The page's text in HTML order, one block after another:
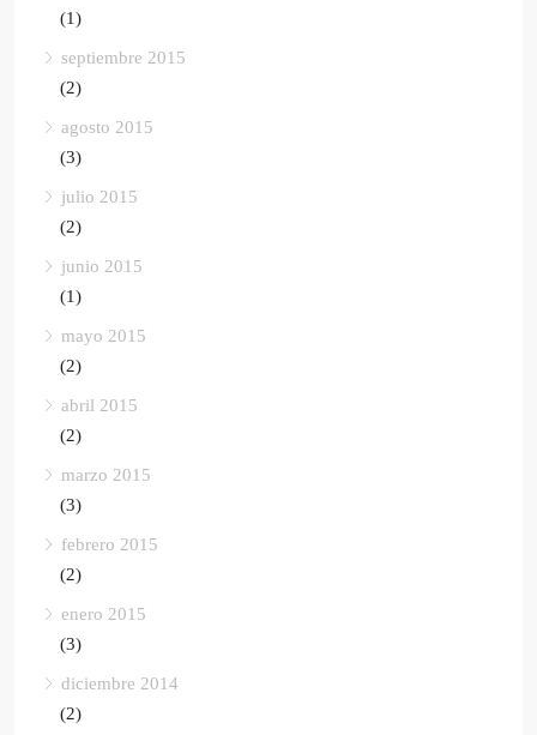
(1)
septiembre 2015
(2)
agosto 2015
(3)
julio 2015
(2)
junio 2015
(1)
mayo 2015
(2)
abril 2015
(2)
marzo 2015
(3)
febrero 2015
(2)
enero 2015
(3)
diciembre 2014
(2)